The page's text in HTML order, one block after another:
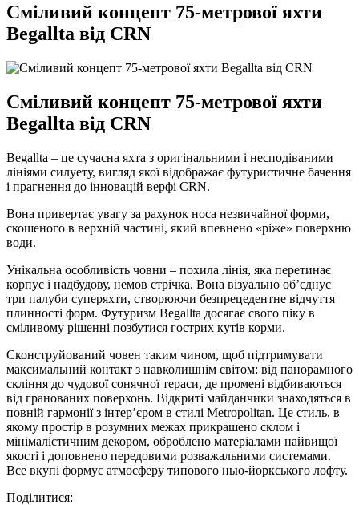
Сміливий концепт 75-метрової яхти
Begallta від CRN
Сміливий концепт 75-метрової яхти
Begallta від CRN
Begallta – це сучасна яхта з оригінальними і несподіваними
лініями силуету, вигляд якої відображає футуристичне бачення
і прагнення до інновацій верфі CRN.
Вона привертає увагу за рахунок носа незвичайної форми,
скошеного в верхній частині, який впевнено «ріже» поверхню
води.
Унікальна особливість човни – похила лінія, яка перетинає
корпус і надбудову, немов стрічка. Вона візуально об’єднує
три палуби суперяхти, створюючи безпрецедентне відчуття
плинності форм. Футуризм Begallta досягає свого піку в
сміливому рішенні позбутися гострих кутів корми.
Сконструйований човен таким чином, щоб підтримувати
максимальний контакт з навколишнім світом: від панорамного
скління до чудової сонячної тераси, де промені відбиваються
від гранованих поверхонь. Відкриті майданчики знаходяться в
повній гармонії з інтер’єром в стилі Metropolitan. Це стиль, в
якому простір в розумних межах прикрашено склом і
мінімалістичним декором, оброблено матеріалами найвищої
якості і доповнено передовими розважальними системами.
Все вкупі формує атмосферу типового нью-йоркського лофту.
Поділитися: